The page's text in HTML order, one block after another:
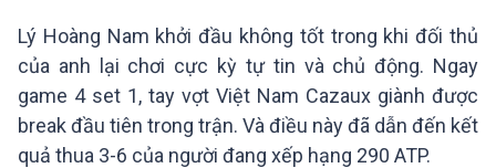
Lý Hoàng Nam khởi đầu không tốt trong khi đối thủ
của anh lại chơi cực kỳ tự tin và chủ động. Ngay
game 4 set 1, tay vợt Việt Nam Cazaux giành được
break đầu tiên trong trận. Và điều này đã dẫn đến kết
quả thua 3-6 của người đang xếp hạng 290 ATP.